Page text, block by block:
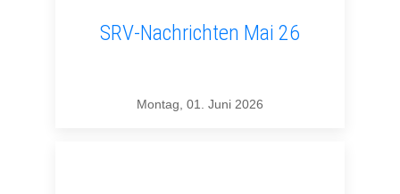
SRV-Nachrichten Mai 26
Montag, 01. Juni 2026